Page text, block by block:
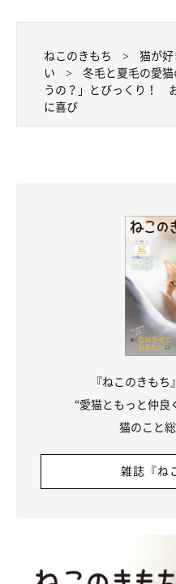
取材・文／雨宮カイ
2024年7月時点の情報であり
ねこのきもち 猫が好
い
冬毛と夏毛の愛
うの？」とびっくり！
に喜び
『ねこのきも
“愛猫ともっと仲良
猫のこと
雑誌『ね